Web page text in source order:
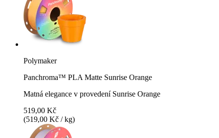
Polymaker
Panchroma™ PLA Matte Sunrise Orange
Matná elegance v provedení Sunrise Orange
519,00 Kč
(519,00 Kč / kg)